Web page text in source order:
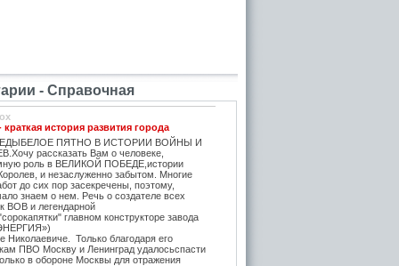
- Справочная
история развития города
ПЯТНО В ИСТОРИИ ВОЙНЫ И
рассказать Вам о человеке,
роль в ВЕЛИКОЙ ПОБЕДЕ,истории
и незаслуженно забытом. Многие
до сих пор засекречены, поэтому,
знаем о нем. Речь о создателе всех
ВОВ и легендарной
главном конструкторе завода
Николаевиче. Только благодаря его
ПВО Москву и Ленинград удалосьспасти
в обороне Москвы для отражения